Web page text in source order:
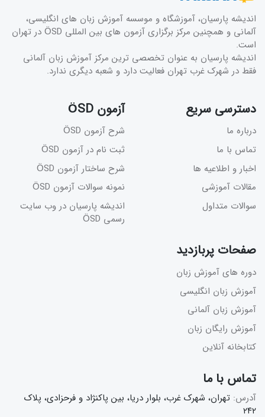
اندیشه پارسیان، آموزشگاه و موسسه آموزش زبان های انگلیسی،
آلمانی و همچنین مرکز برگزاری آزمون های بین المللی ÖSD در تهران
است.
اندیشه پارسیان به عنوان تخصصی ترین مرکز آموزش زبان آلمانی
فقط در شهرک غرب تهران فعالیت دارد و شعبه دیگری ندارد.
دسترسی سریع
درباره ما
تماس با ما
اخبار و اطلاعیه ها
مقالات آموزشی
سوالات متداول
آزمون ÖSD
شرح آزمون ÖSD
ثبت نام در آزمون ÖSD
شرح ساختار آزمون ÖSD
نمونه سوالات آزمون ÖSD
اندیشه پارسیان در وب سایت
رسمی ÖSD
صفحات پربازدید
دوره های آموزش زبان
آموزش زبان انگلیسی
آموزش زبان آلمانی
آموزش رایگان زبان
کتابخانه آنلاین
تماس با ما
آدرس: تهران، شهرک غرب، بلوار دریا، بین پاکنژاد و فرحزادی، پلاک
۲۴۲